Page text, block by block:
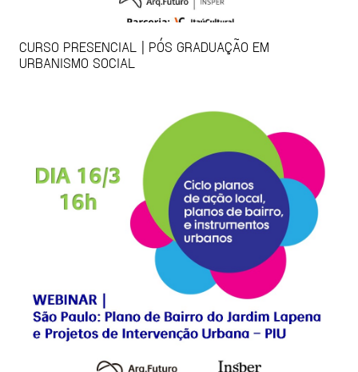
CURSO PRESENCIAL | PÓS GRADUAÇÃO EM
URBANISMO SOCIAL